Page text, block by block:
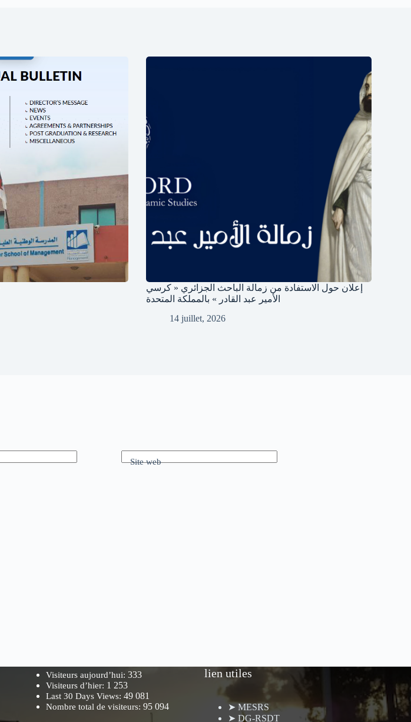
إعلان حول الاستفادة من زمالة الباحث الجزائري « كرسي
الأمير عبد القادر » بالمملكة المتحدة
14 juillet, 2026
Site web
Visiteurs aujourd’hui:333
Visiteurs d’hier: 1 253
Last 30 Days Views:49 081
Nombre total de visiteurs:95 094
lien utiles
➤ MESRS
➤ DG-RSDT